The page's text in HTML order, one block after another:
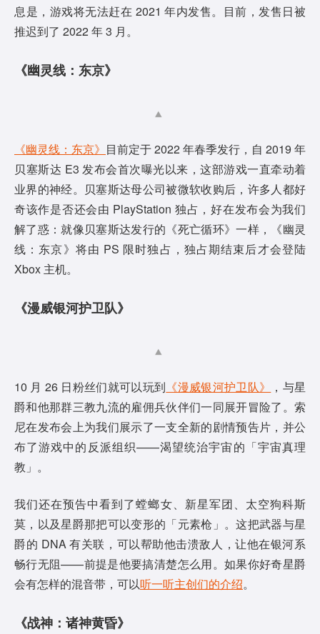
息是，游戏将无法赶在 2021 年内发售。目前，发售日被
推迟到了 2022 年 3 月。
《幽灵线：东京》
《幽灵线：东京》 目前定于 2022 年春季发行，自 2019 年
贝塞斯达 E3 发布会首次曝光以来，这部游戏一直牵动着
业界的神经。贝塞斯达母公司被微软收购后，许多人都好
奇该作是否还会由 PlayStation 独占，好在发布会为我们
解了惑：就像贝塞斯达发行的《死亡循环》一样，《幽灵
线：东京》将由 PS 限时独占，独占期结束后才会登陆
Xbox 主机。
《漫威银河护卫队》
10 月 26 日粉丝们就可以玩到 《漫威银河护卫队》
，与星
爵和他那群三教九流的雇佣兵伙伴们一同展开冒险了。索
尼在发布会上为我们展示了一支全新的剧情预告片，并公
布了游戏中的反派组织——渴望统治宇宙的「宇宙真理
教」。
我们还在预告中看到了螳螂女、新星军团、太空狗科斯
莫，以及星爵那把可以变形的「元素枪」。这把武器与星
爵的 DNA 有关联，可以帮助他击溃敌人，让他在银河系
畅行无阻——前提是他要搞清楚怎么用。如果你好奇星爵
会有怎样的混音带，可以听一听主创们的介绍。
《战神：诸神黄昏》